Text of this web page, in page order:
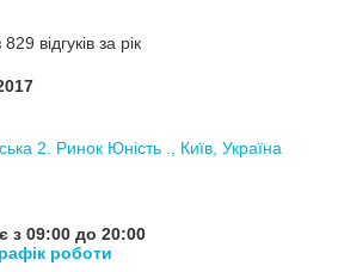
відгуків за рік
2. Ринок Юність ., Київ, Україна
з 09:00 до 20:00
роботи